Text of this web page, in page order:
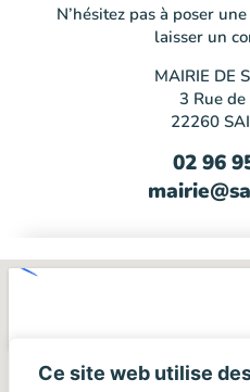
Ce site web utilise
N’hésitez pas à poser
laisser un
MAIRIE DE
3 Rue de
22260
02 96